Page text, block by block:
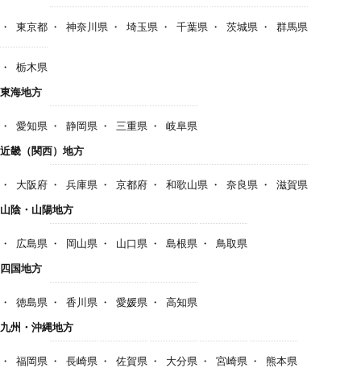
東京都 神奈川県 埼玉県 千葉県 茨城県 群馬県
栃木県
東海地方
愛知県 静岡県 三重県
岐阜県
近畿（関西）地方
大阪府 兵庫県 京都府 和歌山県 奈良県
滋賀県
山陰・山陽地方
広島県 岡山県 山口県 島根県
鳥取県
四国地方
徳島県 香川県 愛媛県
高知県
九州・沖縄地方
福岡県 長崎県 佐賀県 大分県 宮崎県 熊本県